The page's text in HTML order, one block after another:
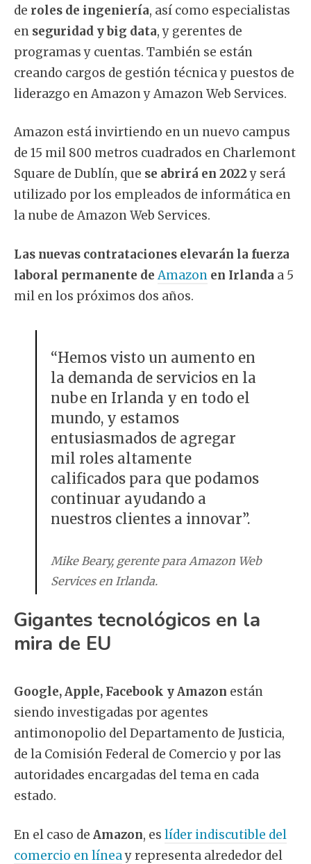
de roles de ingeniería, así como especialistas
en seguridad y big data, y gerentes de
programas y cuentas. También se están
creando cargos de gestión técnica y puestos de
liderazgo en Amazon y Amazon Web Services.
Amazon está invirtiendo en un nuevo campus
de 15 mil 800 metros cuadrados en Charlemont
Square de Dublín, que se abrirá en 2022y será
utilizado por los empleados de informática en
la nube de Amazon Web Services.
Las nuevas contrataciones elevarán la fuerza
laboral permanente deAmazon en Irlanda a 5
mil en los próximos dos años.
“Hemos visto un aumento en
la demanda de servicios en la
nube en Irlanda y en todo el
mundo, y estamos
entusiasmados de agregar
mil roles altamente
calificados para que podamos
continuar ayudando a
nuestros clientes a innovar”.
Mike Beary, gerente para Amazon Web
Services en Irlanda.
Gigantes tecnológicos en la
mira de EU
Google, Apple, Facebook y Amazon están
siendo investigadas por agentes
antimonopolio del Departamento de Justicia,
de la Comisión Federal de Comercio y por las
autoridades encargadas del tema en cada
estado.
En el caso de Amazon, es líder indiscutible del
comercio en líneay representa alrededor del